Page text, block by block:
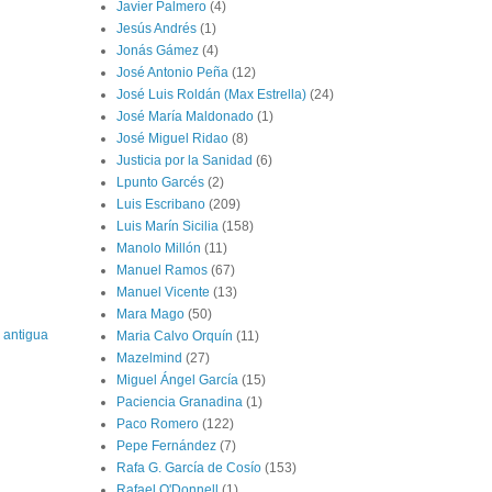
antigua
Javier Palmero (4)
Jesús Andrés (1)
Jonás Gámez (4)
José Antonio Peña (12)
José Luis Roldán (Max Estrella) (24)
José María Maldonado (1)
José Miguel Ridao (8)
Justicia por la Sanidad (6)
Lpunto Garcés (2)
Luis Escribano (209)
Luis Marín Sicilia (158)
Manolo Millón (11)
Manuel Ramos (67)
Manuel Vicente (13)
Mara Mago (50)
Maria Calvo Orquín (11)
Mazelmind (27)
Miguel Ángel García (15)
Paciencia Granadina (1)
Paco Romero (122)
Pepe Fernández (7)
Rafa G. García de Cosío (153)